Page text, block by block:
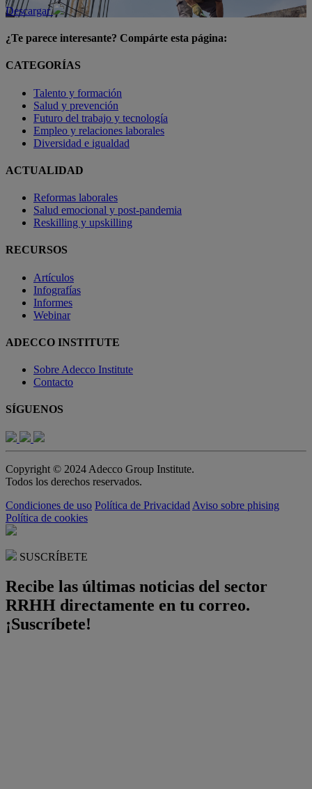
Descargar
¿Te parece interesante? Compárte esta página:
CATEGORÍAS
Talento y formación
Salud y prevención
Futuro del trabajo y tecnología
Empleo y relaciones laborales
Diversidad e igualdad
ACTUALIDAD
Reformas laborales
Salud emocional y post-pandemia
Reskilling y upskilling
RECURSOS
Artículos
Infografías
Informes
Webinar
ADECCO INSTITUTE
Sobre Adecco Institute
Contacto
SÍGUENOS
Copyright © 2024 Adecco Group Institute.
Todos los derechos reservados.
Condiciones de uso Política de Privacidad Aviso sobre phising
Política de cookies
SUSCRÍBETE
Recibe las últimas noticias del sector
RRHH directamente en tu correo.
¡Suscríbete!